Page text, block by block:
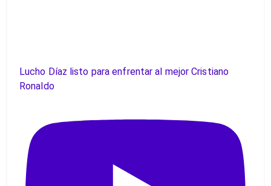
Lucho Díaz listo para enfrentar al mejor Cristiano
Ronaldo